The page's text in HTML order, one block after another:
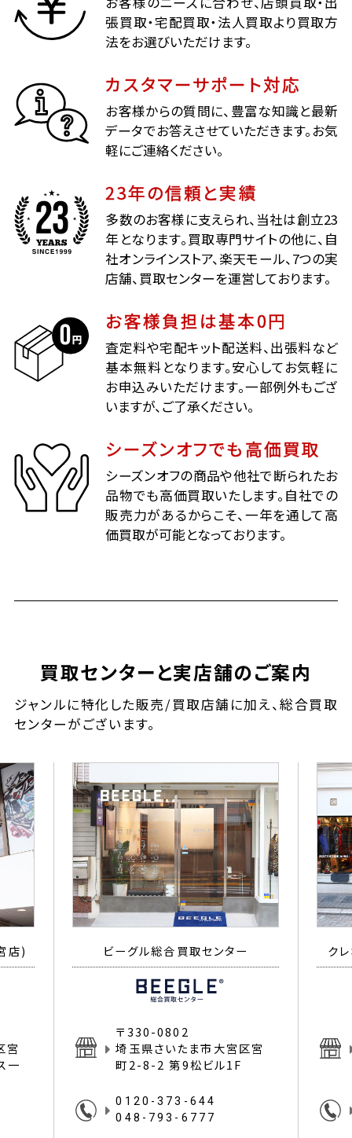
張買取・宅配買取・法人買取より買取方
法をお選びいただけます。
カスタマーサポート対応
お客様からの質問に、豊富な知識と最新
データでお答えさせていただきます。お気
軽にご連絡ください。
23年の信頼と実績
多数のお客様に支えられ、当社は創立23
年となります。買取専門サイトの他に、自
社オンラインストア、楽天モール、7つの実
店舗、買取センターを運営しております。
お客様負担は基本0円
査定料や宅配キット配送料、出張料など
基本無料となります。安心してお気軽に
お申込みいただけます。一部例外もござ
いますが、ご了承ください。
シーズンオフでも高価買取
シーズンオフの商品や他社で断られたお
品物でも高価買取いたします。自社での
販売力があるからこそ、一年を通して高
価買取が可能となっております。
買取センターと実店舗のご案内
ジャンルに特化した販売/買取店舗に加え、総合買取
センターがございます。
店)
宮
一
ビーグル総合買取センター
〒330-0802
埼玉県さいたま市大宮区宮
町2-8-2 第9松ビル1F
0120-373-644
048-793-6777
ク